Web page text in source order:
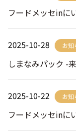
フードメッセinに
2025-10-28 お知
しまなみパック -
2025-10-22 お知
フードメッセin